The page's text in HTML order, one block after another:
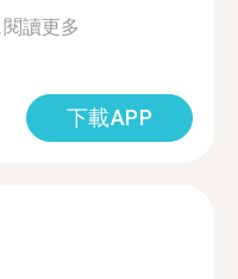
閱讀更多
下載APP